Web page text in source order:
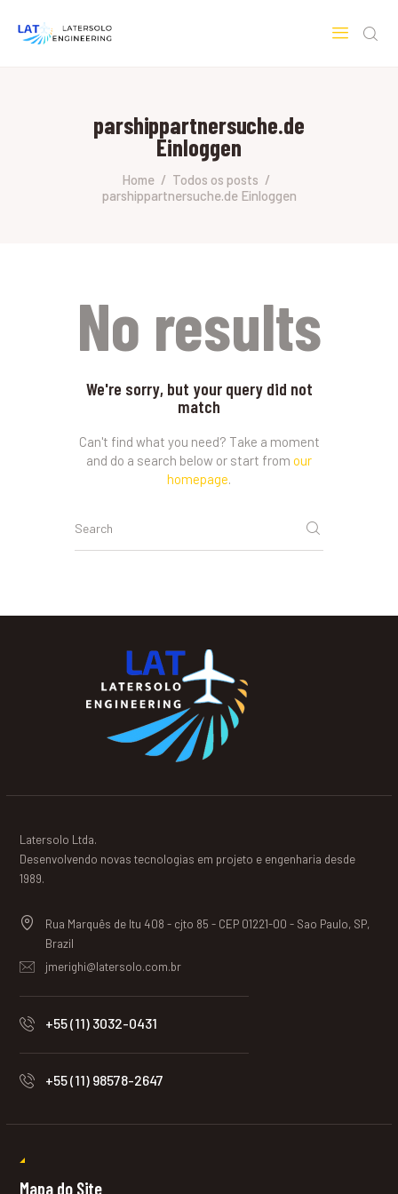
parshippartnersuche.de
Einloggen
Home
Todos os posts
parshippartnersuche.de Einloggen
HOME
SOBRE A LATERSOLO
ENGINEERING
MERCADOS & SERVIÇOS
No results
We're sorry, but your query did not
match
Can't find what you need? Take a moment
and do a search below or start from our
homepage.
Latersolo Ltda.
Desenvolvendo novas tecnologias em projeto e engenharia desde
1989.
Rua Marquês de Itu 408 - cjto 85 - CEP 01221-00 - Sao Paulo, SP,
Brazil
jmerighi@latersolo.com.br
+55 (11) 3032-0431
+55 (11) 98578-2647
Mapa do Site